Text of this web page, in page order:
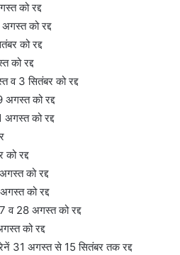
को रद्द
को रद्द
को रद्द
रद्द
3 सितंबर को रद्द
को रद्द
को रद्द
रद्द
को रद्द
को रद्द
व 28 अगस्त को रद्द
को रद्द
31 अगस्त से 15 सितंबर तक रद्द